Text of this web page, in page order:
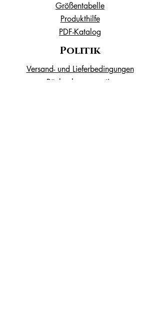
Größentabelle
Produkthilfe
PDF-Katalog
Politik
Versand- und Lieferbedingungen
Rücknahmegarantie